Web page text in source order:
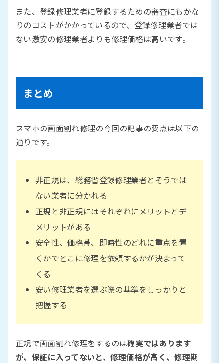
また、登録修理業者に登録するための審査にもかな
りのコストがかかっているので、登録修理業者では
ない激安の修理業者よりも修理価格は高いです。
まとめ
スマホの画面割れ修理の今回の記事の要点は以下の
通りです。
非正規は、総務省登録修理業者とそうでは
ない業者に分かれる
正規と非正規にはそれぞれにメリットとデ
メリットがある
安全性、価格帯、即時性のどれに重点を置
くかでどこに修理を依頼するかが決まって
くる
安い修理業者を選ぶ際の基準をしっかりと
把握する
正規で画面割れ修理をするのは確実ではあります
が、保証に入ってないと、修理価格が高く、修理期